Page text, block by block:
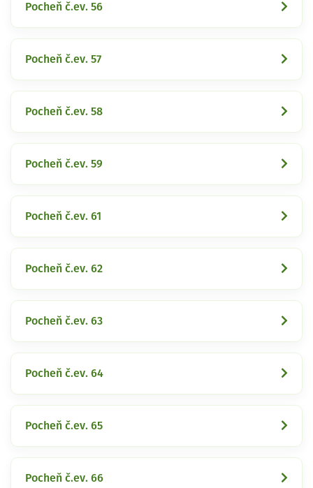
Pocheň č.ev. 56
Pocheň č.ev. 57
Pocheň č.ev. 58
Pocheň č.ev. 59
Pocheň č.ev. 61
Pocheň č.ev. 62
Pocheň č.ev. 63
Pocheň č.ev. 64
Pocheň č.ev. 65
Pocheň č.ev. 66